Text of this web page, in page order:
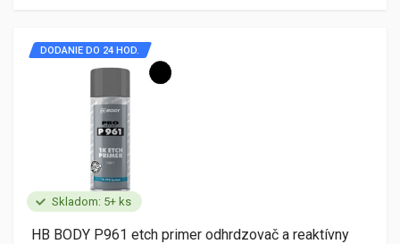
Skladom: 5+ ks
DODANIE DO 24 HOD.
HB BODY P961 etch primer odhrdzovač a reaktívny